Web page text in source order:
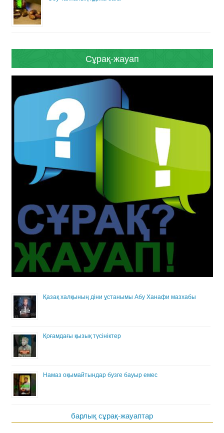
Сұрақ-жауап
Қазақ халқының діни ұстанымы Абу Ханафи мазхабы
Қоғамдағы қызық түсініктер
Намаз оқымайтындар бузге бауыр емес
барлық сұрақ-жауаптар